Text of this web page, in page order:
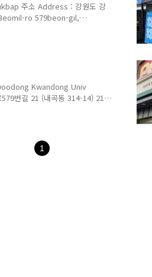
주소 Address : 강원도 강
ro 579beon-gil,
: 033-648-9882 영업 시간
메뉴 및 가격 Menu with
원 설렁탕 Seolleong..
Kwandong Univ
번길 21 (내곡동 314-14) 21,
do 전화 Telephone :
: 용우동 Udon 5,000원 우동돈
원 들기름막국수 Buckwheat
Kimchi & Pork Stew..
1